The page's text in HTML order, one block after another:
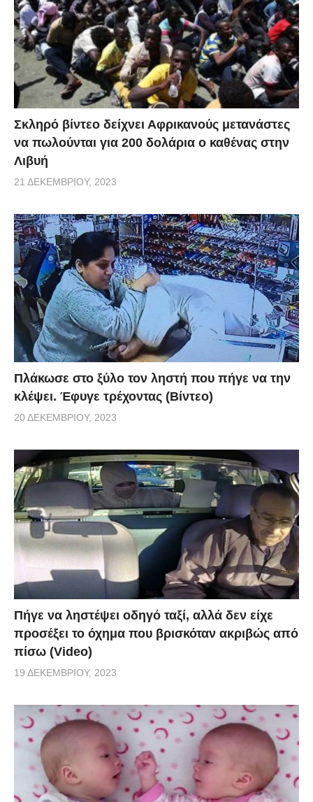
Σκληρό βίντεο δείχνει Αφρικανούς μετανάστες
να πωλούνται για 200 δολάρια ο καθένας στην
Λιβυή
21 ΔΕΚΕΜΒΡΊΟΥ, 2023
Πλάκωσε στο ξύλο τον ληστή που πήγε να την
κλέψει. Έφυγε τρέχοντας (Βίντεο)
20 ΔΕΚΕΜΒΡΊΟΥ, 2023
Πήγε να ληστέψει οδηγό ταξί, αλλά δεν είχε
προσέξει το όχημα που βρισκόταν ακριβώς από
πίσω (Video)
19 ΔΕΚΕΜΒΡΊΟΥ, 2023